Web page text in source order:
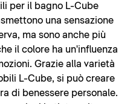
per il bagno L-Cube
una sensazione
ma sono anche più
il colore ha un'influenza
Grazie alla varietà
L-Cube, si può creare
di benessere personale.